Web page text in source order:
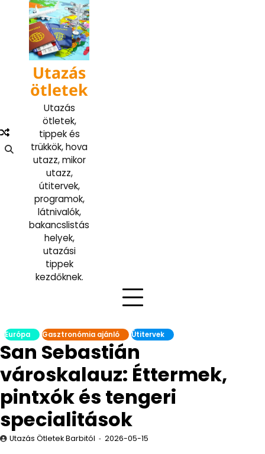
content
Utazás
ötletek
Utazás
ötletek,
tippek és
trükkök, hova
utazz, mikor
utazz,
útitervek,
programok,
látnivalók,
bakancslistás
helyek,
utazási
tippek
kezdőknek.
Európa Gasztronómia ajánló Útitervek
San Sebastián
városkalauz: Éttermek,
pintxók és tengeri
specialitások
Utazás Ötletek Barbitól 2026-05-15